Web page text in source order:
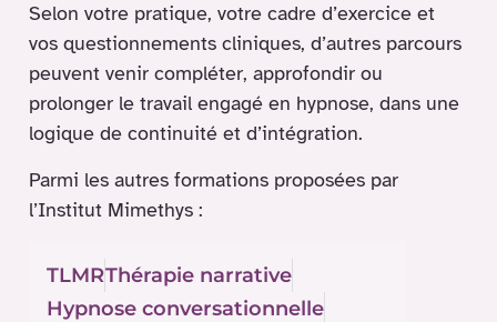
Selon votre pratique, votre cadre d’exercice et
vos questionnements cliniques, d’autres parcours
peuvent venir compléter, approfondir ou
prolonger le travail engagé en hypnose, dans une
logique de continuité et d’intégration.
Parmi les autres formations proposées par
l’Institut Mimethys :
TLMRThérapie narrative
Hypnose conversationnelle